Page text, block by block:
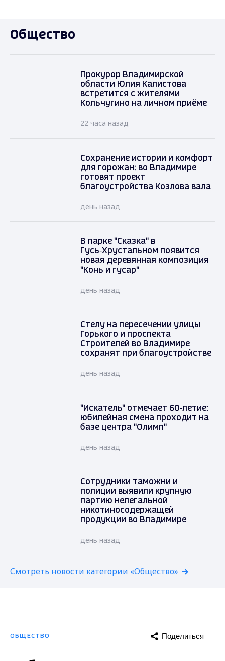
Общество
Прокурор Владимирской
области Юлия Калистова
встретится с жителями
Кольчугино на личном приёме
22 часа назад
Сохранение истории и комфорт
для горожан: во Владимире
готовят проект
благоустройства Козлова вала
день назад
В парке "Сказка" в
Гусь‑Хрустальном появится
новая деревянная композиция
"Конь и гусар"
день назад
Стелу на пересечении улицы
Горького и проспекта
Строителей во Владимире
сохранят при благоустройстве
день назад
"Искатель" отмечает 60‑летие:
юбилейная смена проходит на
базе центра "Олимп"
день назад
Сотрудники таможни и
полиции выявили крупную
партию нелегальной
никотиносодержащей
продукции во Владимире
день назад
Смотреть новости категории «Общество»
ОБЩЕСТВО Поделиться